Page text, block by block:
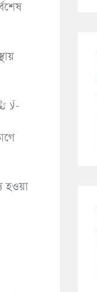
لَا تَغْضَبْ فَإِنِّيْ سَمِعْتُ رَسُوْلَ اللهِ صَلَّى اللهُ عَلَيْهِ وَسَلَّمَ يَقُوْلُ : ذَلِكَ كِفْلُ الشَّيْطَانِ يَعْنِيْ مَقْعَدَ الشَّيْطَانِ، يَعْنِيْ مَغْرَزَ ضَفْرِهِ-
হওয়া